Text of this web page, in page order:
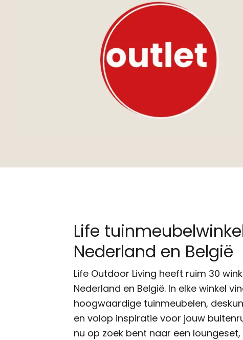
Life
Nederland en België
Life Outdoor Living heeft ruim 30
Nederland en België. In elke winkel
hoogwaardige tuinmeubelen,
en volop inspiratie voor jouw
nu op zoek bent naar een loungeset,